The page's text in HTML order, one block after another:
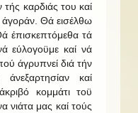
καρδιάς του καί
άγοράν. Θά εισέλθω
έπισκεπτόμεθα τά
εύλογοϋμε καί νά
άγρυπνεί διά τήν
καί
κομμάτι τοϋ
νιάτα μας καί τούς